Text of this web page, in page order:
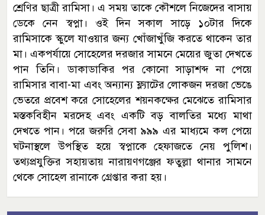
শ্রেণির ছাত্রী রামিসা। এ সময় তাকে কৌশলে নিজেদের বাসায়
ডেকে নেন স্বপ্না। ওই দিন সকাল সাড়ে ১০টার দিকে
রামিসাকে স্কুলে যাওয়ার জন্য খোঁজাখুঁজি করতে থাকেন তার
মা। একপর্যায়ে সোহেলের দরজার সামনে মেয়ের জুতা দেখতে
পান তিনি। ডাকাডাকির পর কোনো সাড়াশব্দ না পেয়ে
রামিসার বাবা-মা এবং অন্যান্য ফ্ল্যাটের লোকজন দরজা ভেঙে
ভেতরে প্রবেশ করে সোহেলের শয়নকক্ষের মেঝেতে রামিসার
মস্তকবিহীন মরদেহ এবং একটি বড় বালতির মধ্যে মাথা
দেখতে পান। পরে জরুরি সেবা ৯৯৯ এর মাধ্যমে কল পেয়ে
ঘটনাস্থলে উপস্থিত হয়ে স্বপ্নাকে হেফাজতে নেয় পুলিশ।
তথ্যপ্রযুক্তির সহায়তায় নারায়ণগঞ্জের ফতুল্লা থানার সামনে
থেকে সোহেল রানাকে গ্রেপ্তার করা হয়।